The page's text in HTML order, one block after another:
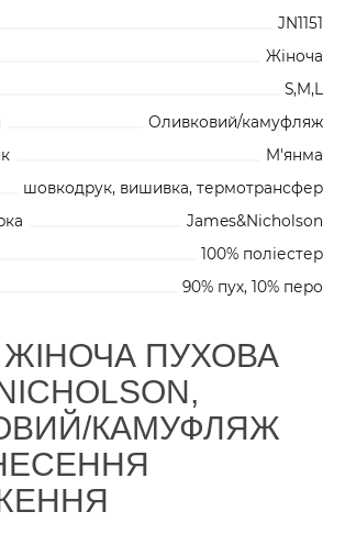
JN1151
Жіноча
S,M,L
Оливковий/камуфляж
М'янма
шовкодрук, вишивка, термотрансфер
James&Nicholson
100% поліестер
90% пух, 10% перо
ЖІНОЧА ПУХОВА
КАМУФЛЯЖ